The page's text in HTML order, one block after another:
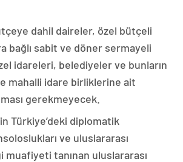
dahil daireler, özel bütçeli
bağlı sabit ve döner sermayeli
idareleri, belediyeler ve bunların
mahalli idare birliklerine ait
gerekmeyecek.
Türkiye’deki diplomatik
ve uluslararası
muafiyeti tanınan uluslararası